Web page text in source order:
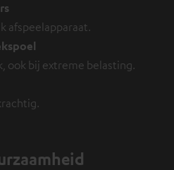
afspeelapparaat.
ook bij extreme belasting.